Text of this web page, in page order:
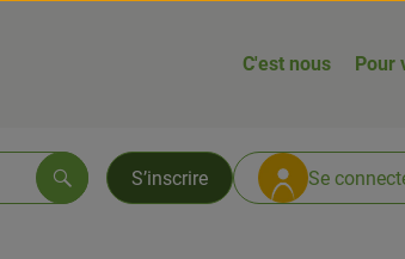
C'est nous Pour
S’inscrire Se
Rechercher